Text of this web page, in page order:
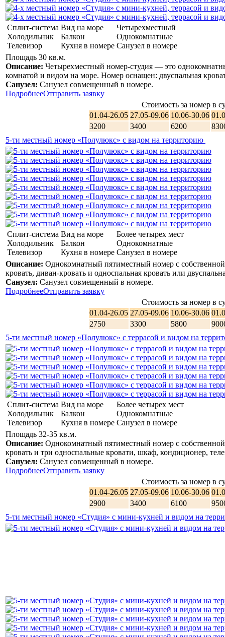
Сплит-система
Холодильник
Телевизор
Вид на море
Балкон
Кухня в номере
Четырехместный
Однокомнатные
Санузел в номере
Площадь 30 кв.м.
Описание: Четырехместный номер-студия — это
комнатой и видом на море. Номер оснащен: двуспальная
Санузел: Санузел совмещенный в номере.
ПодробнееОтправить заявку
Стоимость за номер в
01.04-26.05 27.05-09.06 10.06-30.06
3200
3400 6200
5-ти местный номер «Полулюкс» с видом на территорию
Сплит-система
Холодильник
Телевизор
Вид на море
Балкон
Кухня в номере
Более четырех мест
Однокомнатные
Санузел в номере
Описание: Однокомнатный пятиместный номер с
кровать, диван-кровать и односпальная кровать или
Санузел: Санузел совмещенный в номере.
ПодробнееОтправить заявку
Стоимость за номер в
01.04-26.05 27.05-09.06 10.06-30.06
2750
3300 5800
5-ти местный номер «Полулюкс» с террасой и видом на
Сплит-система
Холодильник
Телевизор
Вид на море
Балкон
Кухня в номере
Более четырех мест
Однокомнатные
Санузел в номере
Площадь 32-35 кв.м.
Описание: Однокомнатный пятиместный номер с
кровать и три односпальные кровати, шкаф, кондиционер,
Санузел: Санузел совмещенный в номере.
ПодробнееОтправить заявку
Стоимость за номер в
01.04-26.05 27.05-09.06 10.06-30.06
2900
3400 6100
5-ти местный номер «Студия» с мини-кухней и видом на